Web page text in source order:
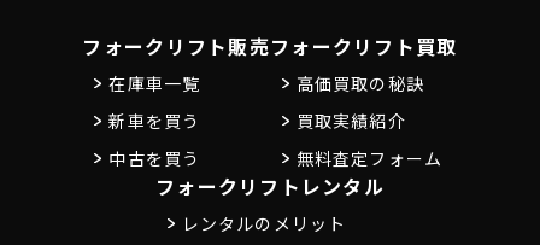
フォークリフト販売
在庫車一覧
新車を買う
中古を買う
フォークリフト買取
高価買取の秘訣
買取実績紹介
無料査定フォーム
フォークリフトレンタル
レンタルのメリット